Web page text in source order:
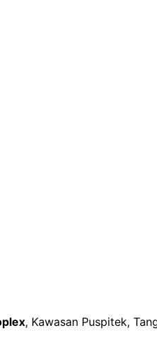
, Kawasan Puspitek,